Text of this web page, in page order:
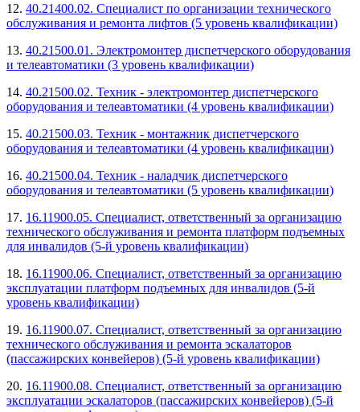
12. 40.21400.02. Специалист по организации технического
обслуживания и ремонта лифтов (5 уровень квалификации)
13. 40.21500.01. Электромонтер диспетчерского оборудования
и телеавтоматики (3 уровень квалификации)
14. 40.21500.02. Техник - электромонтер диспетчерского
оборудования и телеавтоматики (4 уровень квалификации)
15. 40.21500.03. Техник - монтажник диспетчерского
оборудования и телеавтоматики (4 уровень квалификации)
16. 40.21500.04. Техник - наладчик диспетчерского
оборудования и телеавтоматики (5 уровень квалификации)
17. 16.11900.05. Специалист, ответственный за организацию
технического обслуживания и ремонта платформ подъемных
для инвалидов (5-й уровень квалификации)
18. 16.11900.06. Специалист, ответственный за организацию
эксплуатации платформ подъемных для инвалидов (5-й
уровень квалификации)
19. 16.11900.07. Специалист, ответственный за организацию
технического обслуживания и ремонта эскалаторов
(пассажирских конвейеров) (5-й уровень квалификации)
20. 16.11900.08. Специалист, ответственный за организацию
эксплуатации эскалаторов (пассажирских конвейеров) (5-й